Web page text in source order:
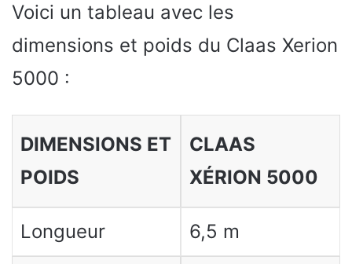
Voici un tableau avec les
dimensions et poids du Claas Xerion
5000 :
DIMENSIONS ET
POIDS
CLAAS
XÉRION 5000
Longueur 6,5 m